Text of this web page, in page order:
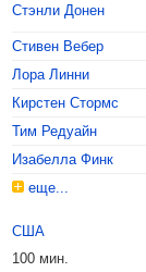
Стэнли Донен
Стивен Вебер
Лора Линни
Кирстен Стормс
Тим Редуайн
Изабелла Финк
еще...
США
100 мин.